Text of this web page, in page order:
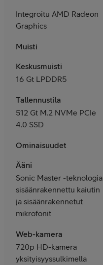
Integroitu AMD Radeon
Graphics
Muisti
Keskusmuisti
16 Gt LPDDR5
Tallennustila
512 Gt M.2 NVMe PCIe
4.0 SSD
Ominaisuudet
Ääni
Sonic Master -teknologia,
sisäänrakennettu kaiutin
ja sisäänrakennetut
mikrofonit
Web-kamera
720p HD-kamera
yksityisyyssulkimella